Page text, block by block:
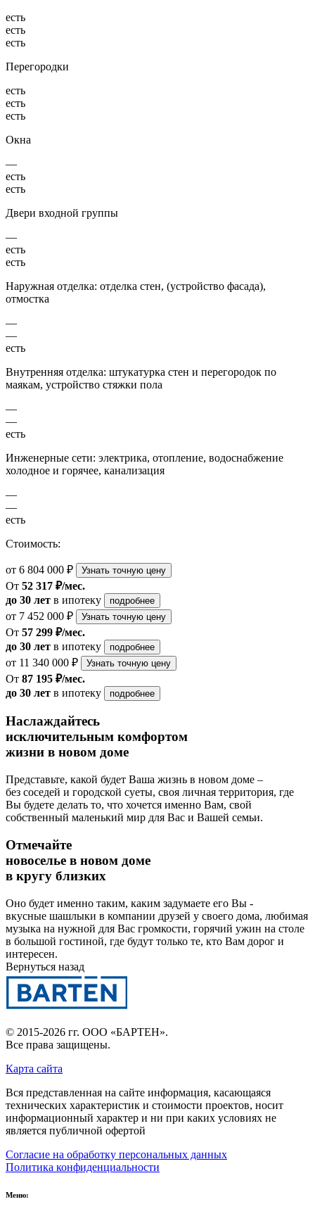
есть
есть
есть
Перегородки
есть
есть
есть
Окна
—
есть
есть
Двери входной группы
—
есть
есть
Наружная отделка: отделка стен, (устройство фасада),
отмостка
—
—
есть
Внутренняя отделка: штукатурка стен и перегородок по
маякам, устройство стяжки пола
—
—
есть
Инженерные сети: электрика, отопление, водоснабжение
холодное и горячее, канализация
—
—
есть
Стоимость:
от 6 804 000 ₽ Узнать точную цену
От 52 317 ₽/мес.
до 30 лет в ипотеку подробнее
от 7 452 000 ₽ Узнать точную цену
От 57 299 ₽/мес.
до 30 лет в ипотеку подробнее
от 11 340 000 ₽ Узнать точную цену
От 87 195 ₽/мес.
до 30 лет в ипотеку подробнее
Наслаждайтесь
исключительным комфортом
жизни в новом доме
Представьте, какой будет Ваша жизнь в новом доме –
без соседей и городской суеты, своя личная территория, где
Вы будете делать то, что хочется именно Вам, свой
собственный маленький мир для Вас и Вашей семьи.
Отмечайте
новоселье в новом доме
в кругу близких
Оно будет именно таким, каким задумаете его Вы -
вкусные шашлыки в компании друзей у своего дома, любимая
музыка на нужной для Вас громкости, горячий ужин на столе
в большой гостиной, где будут только те, кто Вам дорог и
интересен.
Вернуться назад
© 2015-2026 гг. ООО «БАРТЕН».
Все права защищены.
Карта сайта
Вся представленная на сайте информация, касающаяся
технических характеристик и стоимости проектов, носит
информационный характер и ни при каких условиях не
является публичной офертой
Согласие на обработку персональных данных
Политика конфиденциальности
Меню: